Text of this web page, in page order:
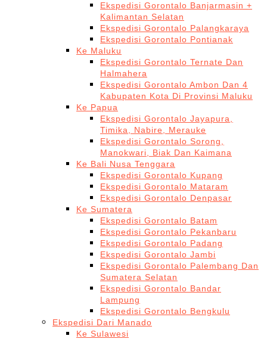
Ekspedisi Gorontalo Banjarmasin +
Kalimantan Selatan
Ekspedisi Gorontalo Palangkaraya
Ekspedisi Gorontalo Pontianak
Ke Maluku
Ekspedisi Gorontalo Ternate Dan
Halmahera
Ekspedisi Gorontalo Ambon Dan 4
Kabupaten Kota Di Provinsi Maluku
Ke Papua
Ekspedisi Gorontalo Jayapura,
Timika, Nabire, Merauke
Ekspedisi Gorontalo Sorong,
Manokwari, Biak Dan Kaimana
Ke Bali Nusa Tenggara
Ekspedisi Gorontalo Kupang
Ekspedisi Gorontalo Mataram
Ekspedisi Gorontalo Denpasar
Ke Sumatera
Ekspedisi Gorontalo Batam
Ekspedisi Gorontalo Pekanbaru
Ekspedisi Gorontalo Padang
Ekspedisi Gorontalo Jambi
Ekspedisi Gorontalo Palembang Dan
Sumatera Selatan
Ekspedisi Gorontalo Bandar
Lampung
Ekspedisi Gorontalo Bengkulu
Ekspedisi Dari Manado
Ke Sulawesi